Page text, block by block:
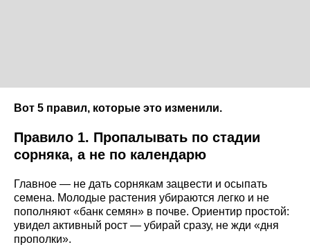
Вот 5 правил, которые это изменили.
Правило 1. Пропалывать по стадии
сорняка, а не по календарю
Главное — не дать сорнякам зацвести и осыпать
семена. Молодые растения убираются легко и не
пополняют «банк семян» в почве. Ориентир простой:
увидел активный рост — убирай сразу, не жди «дня
прополки».